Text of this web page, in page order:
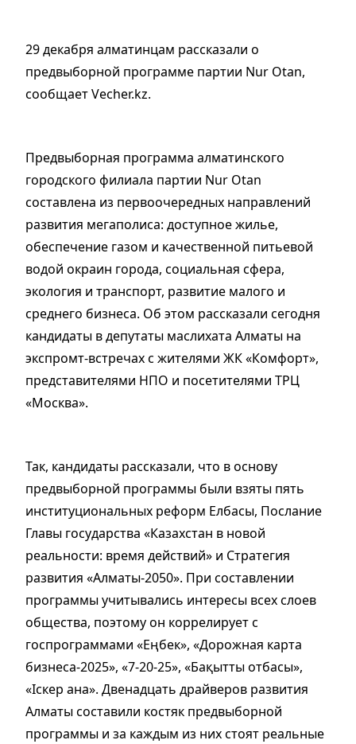
29 декабря алматинцам рассказали о
предвыборной программе партии Nur Otan,
сообщает Vecher.kz.
Предвыборная программа алматинского
городского филиала партии Nur Otan
составлена из первоочередных направлений
развития мегаполиса: доступное жилье,
обеспечение газом и качественной питьевой
водой окраин города, социальная сфера,
экология и транспорт, развитие малого и
среднего бизнеса. Об этом рассказали сегодня
кандидаты в депутаты маслихата Алматы на
экспромт-встречах с жителями ЖК «Комфорт»,
представителями НПО и посетителями ТРЦ
«Москва».
Так, кандидаты рассказали, что в основу
предвыборной программы были взяты пять
институциональных реформ Елбасы, Послание
Главы государства «Казахстан в новой
реальности: время действий» и Стратегия
развития «Алматы-2050». При составлении
программыучитывались интересы всех слоев
общества, поэтому он коррелирует с
госпрограммами «Еңбек», «Дорожная карта
бизнеса-2025», «7-20-25», «Бақытты отбасы»,
«Іскер ана». Двенадцать драйверов развития
Алматы составили костяк предвыборной
программы и за каждым из нихстоят реальные